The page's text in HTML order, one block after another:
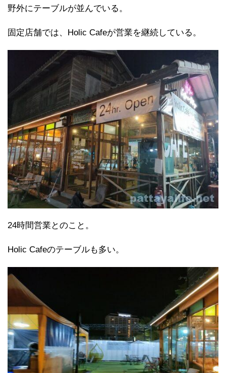
野外にテーブルが並んでいる。
固定店舗では、Holic Cafeが営業を継続している。
24時間営業とのこと。
Holic Cafeのテーブルも多い。